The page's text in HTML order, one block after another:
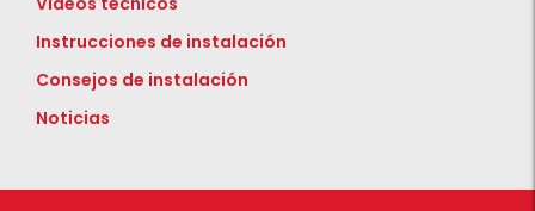
Instrucciones de instalación
Consejos de instalación
Noticias